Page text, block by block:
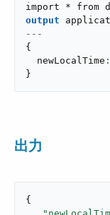
import * from
output
---
{
  newLocalTime
}
出力
{